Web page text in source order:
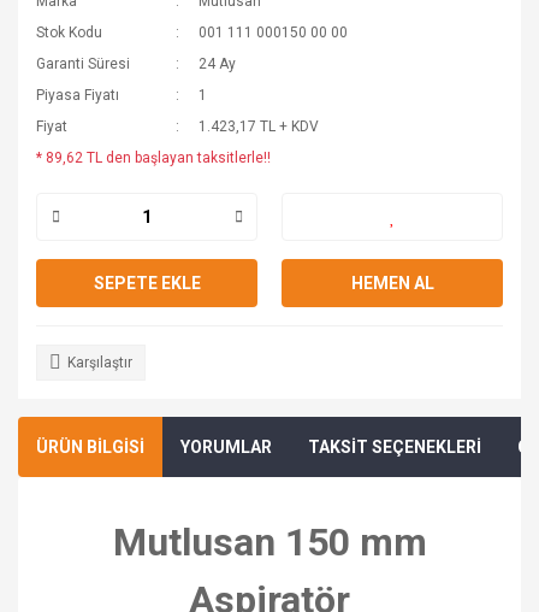
Stok Kodu
001 111 000150 00 00
Garanti Süresi
24 Ay
Piyasa Fiyatı
1
Fiyat
1.423,17 TL + KDV
* 89,62 TL den başlayan taksitlerle!!
SEPETE EKLE HEMEN AL
Karşılaştır
ÜRÜN BİLGİSİ YORUMLAR TAKSİT SEÇENEKLERİ
Mutlusan 150 mm
Aspiratör